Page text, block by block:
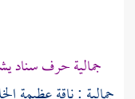
جمالية حرف